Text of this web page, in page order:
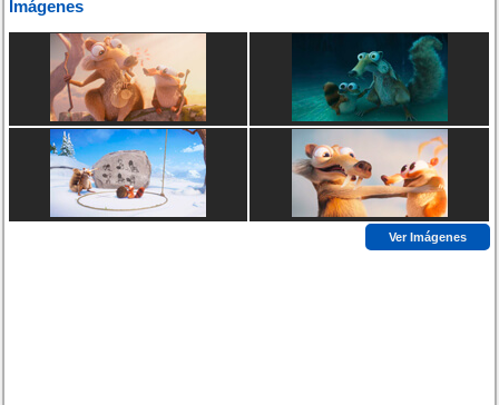
Imágenes
Ver Imágenes